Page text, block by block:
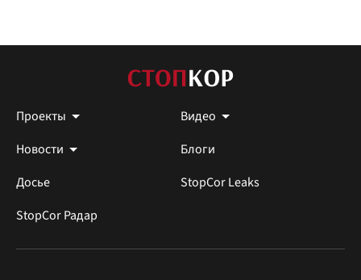
Проекты
Видео
Новости
Блоги
Досье
StopCor Leaks
StopCor Радар